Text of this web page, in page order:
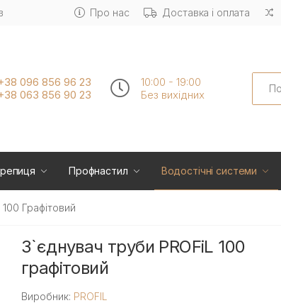
Про нас Доставка і оплата
096 856 96 23
063 856 90 23
10:00 - 19:00
Без вихiдних
Профнастил Водостічні системи
Графітовий
З`єднувач труби PROFiL 100
графітовий
Виробник: PROFIL